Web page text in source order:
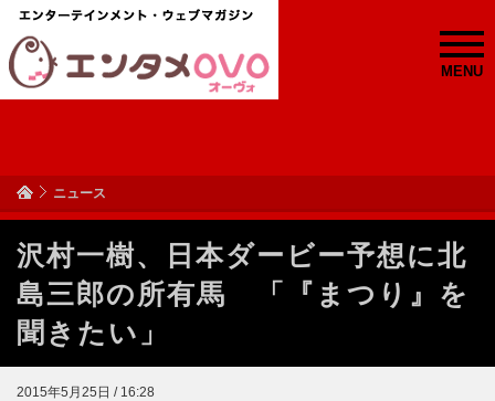
MENU
ニュース
沢村一樹、日本ダービー予想に北
島三郎の所有馬 「『まつり』を
聞きたい」
2015年5月25日 / 16:28